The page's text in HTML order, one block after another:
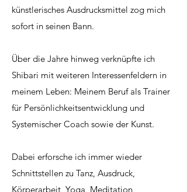
künstlerisches Ausdrucksmittel zog mich
sofort in seinen Bann.
Über die Jahre hinweg verknüpfte ich
Shibari mit weiteren Interessenfeldern in
meinem Leben: Meinem Beruf als Trainer
für Persönlichkeitsentwicklung und
Systemischer Coach sowie der Kunst.
Dabei erforsche ich immer wieder
Schnittstellen zu Tanz, Ausdruck,
Körperarbeit, Yoga, Meditation,